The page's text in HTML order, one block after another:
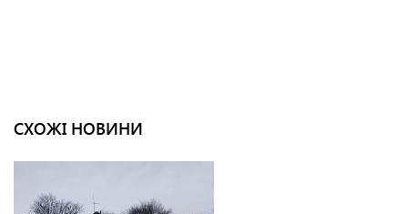
СХОЖІ НОВИНИ